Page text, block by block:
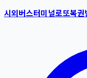
시외버스터미널로또복권